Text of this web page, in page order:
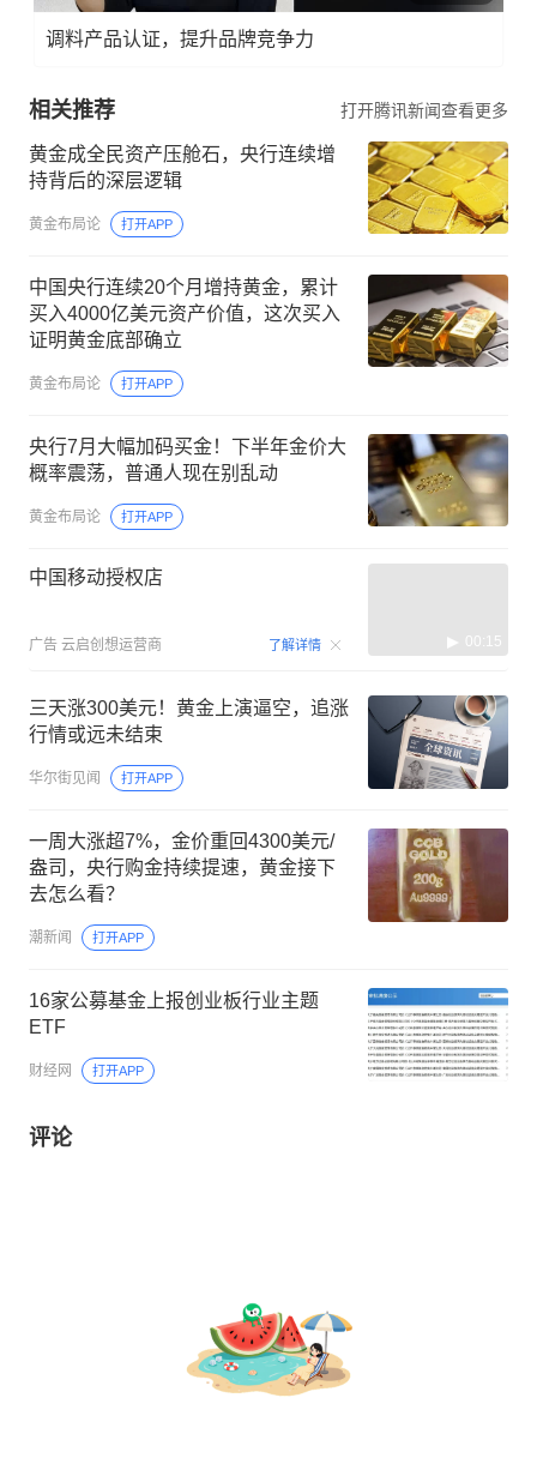
调料产品认证，提升品牌竞争力
相关推荐 打开腾讯新闻查看更多
黄金成全民资产压舱石，央行连续增
持背后的深层逻辑
黄金布局论 打开APP
中国央行连续20个月增持黄金，累计
买入4000亿美元资产价值，这次买入
证明黄金底部确立
黄金布局论 打开APP
央行7月大幅加码买金！下半年金价大
概率震荡，普通人现在别乱动
黄金布局论 打开APP
中国移动授权店
广告 云启创想运营商 了解详情 00:15
三天涨300美元！黄金上演逼空，追涨
行情或远未结束
华尔街见闻 打开APP
一周大涨超7%，金价重回4300美元/
盎司，央行购金持续提速，黄金接下
去怎么看？
潮新闻 打开APP
16家公募基金上报创业板行业主题
ETF
财经网 打开APP
评论